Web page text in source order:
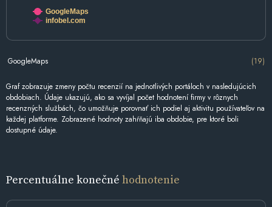
GoogleMaps
infobel.com
GoogleMaps (19)
Graf zobrazuje zmeny počtu recenzií na jednotlivých portáloch v nasledujúcich
obdobiach. Údaje ukazujú, ako sa vyvíjal počet hodnotení firmy v rôznych
recenzných službách, čo umožňuje porovnať ich podiel aj aktivitu používateľov na
každej platforme. Zobrazené hodnoty zahŕňajú iba obdobie, pre ktoré boli
dostupné údaje.
Percentuálne konečné hodnotenie